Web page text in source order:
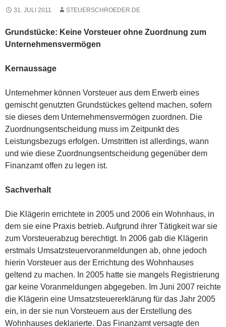
31. JULI 2011 STEUERSCHROEDER.DE
Grundstücke: Keine Vorsteuer ohne Zuordnung zum
Unternehmensvermögen
Kernaussage
Unternehmer können Vorsteuer aus dem Erwerb eines
gemischt genutzten Grundstückes geltend machen, sofern
sie dieses dem Unternehmensvermögen zuordnen. Die
Zuordnungsentscheidung muss im Zeitpunkt des
Leistungsbezugs erfolgen. Umstritten ist allerdings, wann
und wie diese Zuordnungsentscheidung gegenüber dem
Finanzamt offen zu legen ist.
Sachverhalt
Die Klägerin errichtete in 2005 und 2006 ein Wohnhaus, in
dem sie eine Praxis betrieb. Aufgrund ihrer Tätigkeit war sie
zum Vorsteuerabzug berechtigt. In 2006 gab die Klägerin
erstmals Umsatzsteuervoranmeldungen ab, ohne jedoch
hierin Vorsteuer aus der Errichtung des Wohnhauses
geltend zu machen. In 2005 hatte sie mangels Registrierung
gar keine Voranmeldungen abgegeben. Im Juni 2007 reichte
die Klägerin eine Umsatzsteuererklärung für das Jahr 2005
ein, in der sie nun Vorsteuern aus der Erstellung des
Wohnhauses deklarierte. Das Finanzamt versagte den